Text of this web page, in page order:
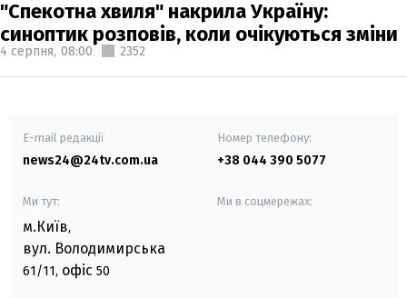
"Спекотна хвиля" накрила Україну:
синоптик розповів, коли очікуються зміни
4 серпня, 08:00 2352
E-mail редакції
news24@24tv.com.ua
Номер телефону:
+38 044 390 5077
Ми тут:
м.Київ,
вул. Володимирська
61/11, офіс 50
Ми в соцмережах: